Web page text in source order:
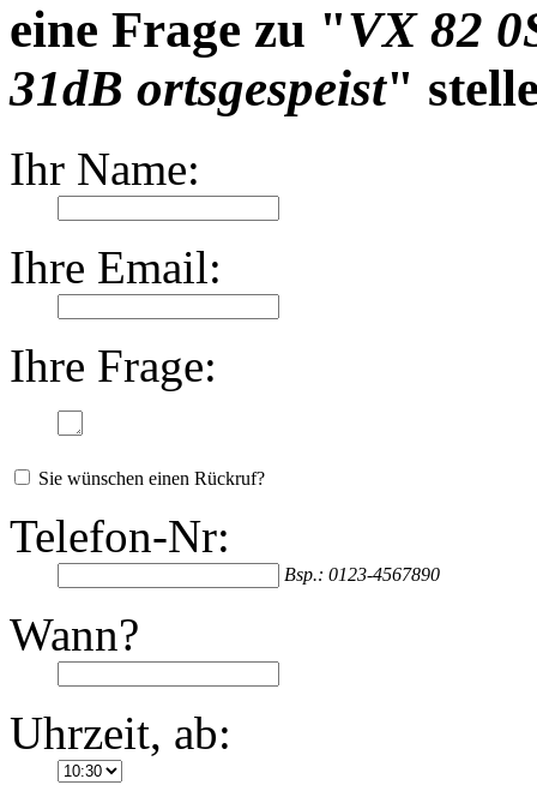
eine Frage zu "VX 82
31dB ortsgespeist"
Ihr Name:
Ihre Email:
Ihre Frage:
Sie wünschen einen Rückruf?
Telefon-Nr:
Bsp.: 0123-4567890
Wann?
Uhrzeit, ab: